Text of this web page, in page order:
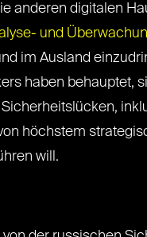
anderen digitalen
und
im Ausland
haben behauptet,
höchstem
will.